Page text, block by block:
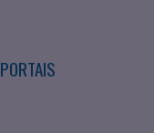
PORTAIS